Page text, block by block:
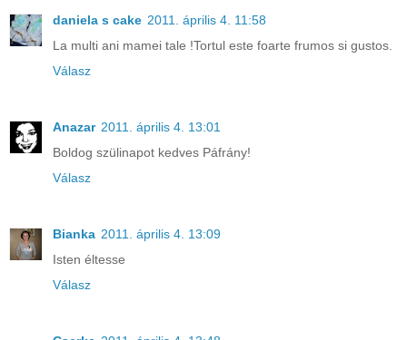
daniela s cake 2011. április 4. 11:58
La multi ani mamei tale !Tortul este foarte frumos si gustos.
Válasz
Anazar 2011. április 4. 13:01
Boldog szülinapot kedves Páfrány!
Válasz
Bianka 2011. április 4. 13:09
Isten éltesse
Válasz